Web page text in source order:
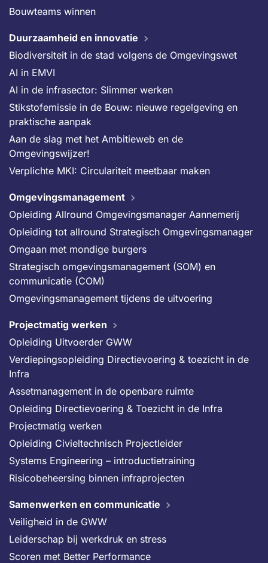
Bouwteams winnen
Duurzaamheid en innovatie
Biodiversiteit in de stad volgens de Omgevingswet
AI in EMVI
AI in de infrasector: Slimmer werken
Stikstofemissie in de Bouw: nieuwe regelgeving en
praktische aanpak
Aan de slag met het Ambitieweb en de
Omgevingswijzer!
Verplichte MKI: Circulariteit meetbaar maken
Omgevingsmanagement
Opleiding Allround Omgevingsmanager Aannemerij
Opleiding tot allround Strategisch Omgevingsmanager
Omgaan met mondige burgers
Strategisch omgevingsmanagement (SOM) en
communicatie (COM)
Omgevingsmanagement tijdens de uitvoering
Projectmatig werken
Opleiding Uitvoerder GWW
Verdiepingsopleiding Directievoering & toezicht in de
Infra
Assetmanagement in de openbare ruimte
Opleiding Directievoering & Toezicht in de Infra
Projectmatig werken
Opleiding Civieltechnisch Projectleider
Systems Engineering – introductietraining
Risicobeheersing binnen infraprojecten
Samenwerken en communicatie
Veiligheid in de GWW
Leiderschap bij werkdruk en stress
Scoren met Better Performance